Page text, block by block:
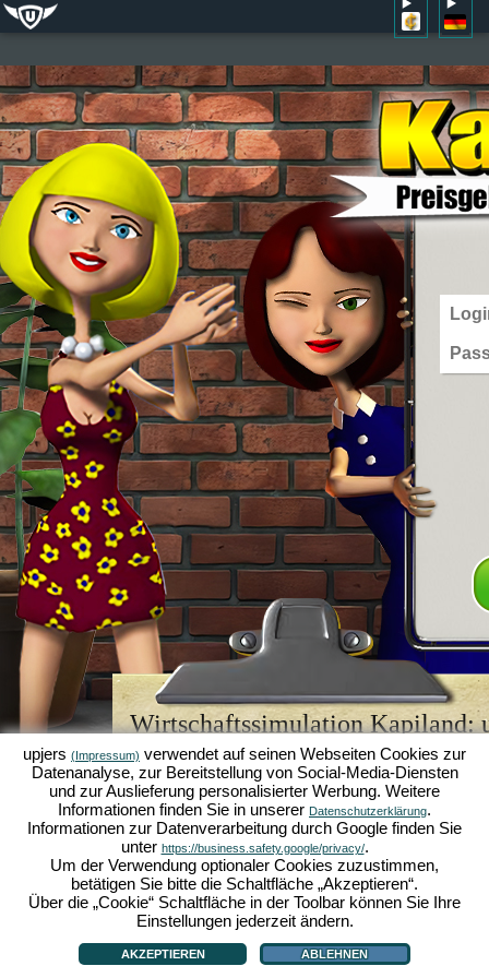
Wirtschaftssimulation Kapiland:
Browsergame-Legende
Kapiland gehört zu den bestenBrowsergames
Retro Gamefür Fans von Wirtschaftssimulationen.
es einst zum "MMO of the Year" gekürt und
strategischenOnline Games . Hier kannst du als
Wirtschaftsimperium aufbauen und in der Welt der
Karriere machen!
upjers (Impressum) verwendet auf seinen Webseiten Cookies zur
Datenanalyse, zur Bereitstellung von Social-Media-Diensten
und zur Auslieferung personalisierter Werbung. Weitere
Informationen finden Sie in unserer Datenschutzerklärung.
Informationen zur Datenverarbeitung durch Google finden Sie
unter https://business.safety.google/privacy/.
Um der Verwendung optionaler Cookies zuzustimmen,
betätigen Sie bitte die Schaltfläche „Akzeptieren“.
Über die „Cookie“ Schaltfläche in der Toolbar können Sie Ihre
Einstellungen jederzeit ändern.
AKZEPTIEREN ABLEHNEN